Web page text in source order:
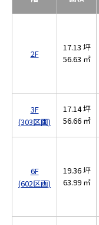
2F
17.13 坪
56.63 ㎡
3F
(303区画)
17.14 坪
56.66 ㎡
6F
(602区画)
19.36 坪
63.99 ㎡